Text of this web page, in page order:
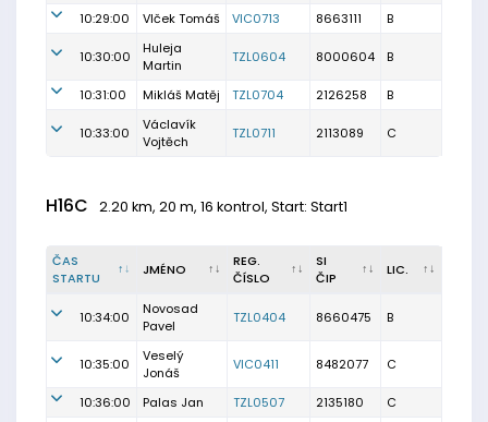
10:29:00
Vlček Tomáš VIC0713 8663111 B
10:30:00
Huleja
Martin
TZL0604 8000604 B
10:31:00 Mikláš Matěj TZL0704 2126258 B
10:33:00
Václavík
Vojtěch
TZL0711 2113089 C
H16C 2.20 km, 20 m, 16 kontrol, Start: Start1
ČAS
STARTU
JMÉNO
REG.
ČÍSLO
SI
ČIP
LIC.
10:34:00
Novosad
Pavel
TZL0404 8660475 B
10:35:00
Veselý
Jonáš
VIC0411 8482077 C
10:36:00 Palas Jan TZL0507 2135180
C